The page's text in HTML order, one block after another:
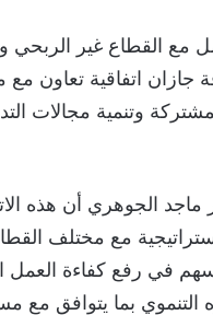
مع القطاع غير
غرفة جازان اتفاقية
وتنمية مجالات
ماجد الجوهري أن هذه
مع مختلف
في رفع كفاءة العمل
بما يتوافق مع